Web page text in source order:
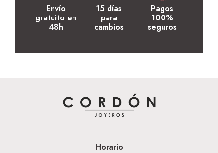
Envío
gratuito en
48h
15 días
para
cambios
Pagos
100%
seguros
Horario